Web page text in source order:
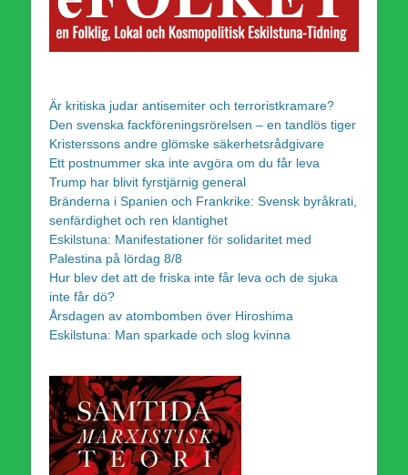
Är kritiska judar antisemiter och terroristkramare?
Den svenska fackföreningsrörelsen – en tandlös tiger
Kristerssons andre glömske säkerhetsrådgivare
Ett postnummer ska inte avgöra om du får leva
Trump har blivit fyrstjärnig general
Bränderna i Spanien och Frankrike: Svensk byråkrati,
senfärdighet och ren klantighet
Eskilstuna: Manifestationer för solidaritet med
Palestina på lördag 8/8
Hur blev det att de friska inte får leva och de sjuka
inte får dö?
Årsdagen av atombomben över Hiroshima
Eskilstuna: Man sparkade och slog kvinna